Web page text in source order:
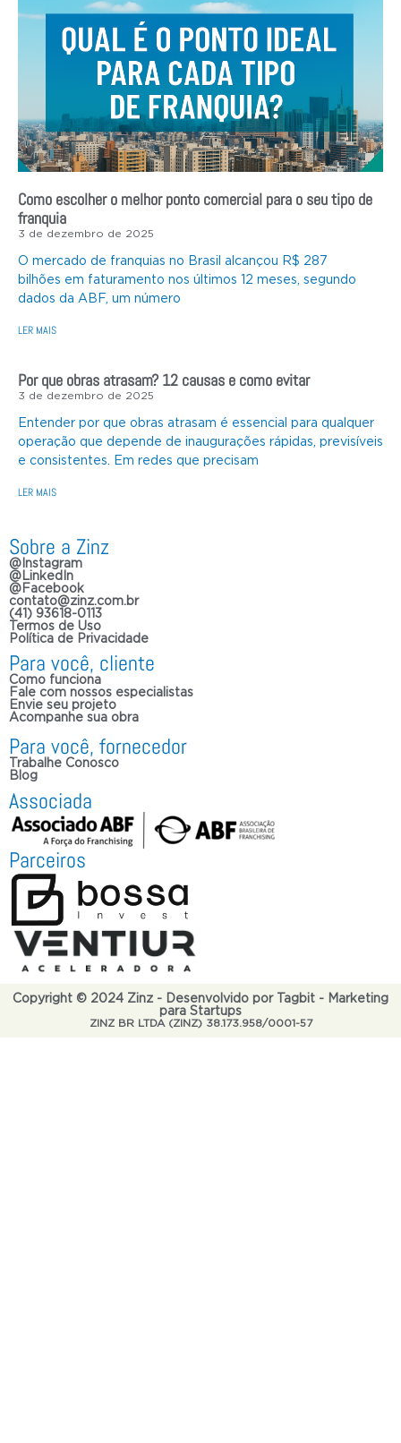
Como escolher o melhor ponto comercial para o seu tipo de
franquia
3 de dezembro de 2025
O mercado de franquias no Brasil alcançou R$ 287
bilhões em faturamento nos últimos 12 meses, segundo
dados da ABF, um número
LER MAIS
Por que obras atrasam? 12 causas e como evitar
3 de dezembro de 2025
Entender por que obras atrasam é essencial para qualquer
operação que depende de inaugurações rápidas, previsíveis
e consistentes. Em redes que precisam
LER MAIS
Sobre a Zinz
@Instagram
@LinkedIn
@Facebook
contato@zinz.com.br
(41) 93618-0113
Termos de Uso
Política de Privacidade
Para você, cliente
Como funciona
Fale com nossos especialistas
Envie seu projeto
Acompanhe sua obra
Para você, fornecedor
Trabalhe Conosco
Blog
Associada
Parceiros
Copyright © 2024 Zinz - Desenvolvido por Tagbit - Marketing
para Startups
ZINZ BR LTDA (ZINZ) 38.173.958/0001-57